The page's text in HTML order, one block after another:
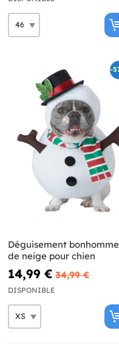
-
Déguisement bonhomme
de neige pour chien
14,99 € 34,99 €
DISPONIBLE